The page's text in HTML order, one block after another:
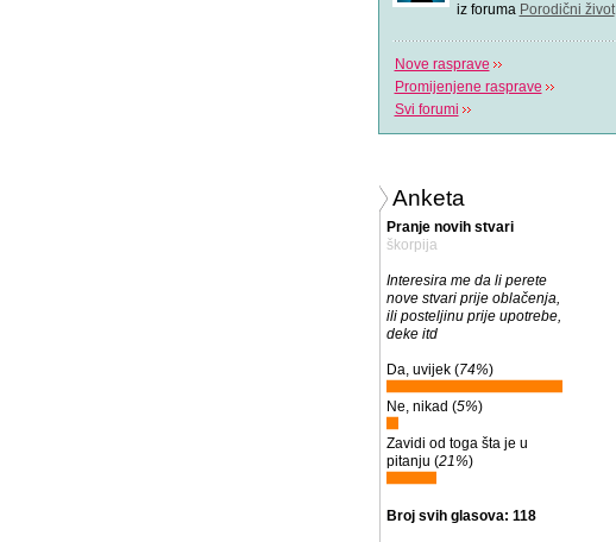
iz foruma Porodični život
Nove rasprave
Promijenjene rasprave
Svi forumi
Anketa
Pranje novih stvari
škorpija
Interesira me da li perete
nove stvari prije oblačenja,
ili posteljinu prije upotrebe,
deke itd
Da, uvijek (74%)
Ne, nikad (5%)
Zavidi od toga šta je u
pitanju (21%)
Broj svih glasova: 118